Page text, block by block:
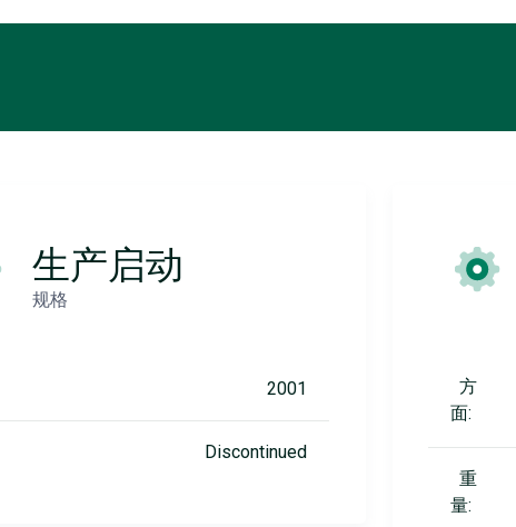
生产启动
规格
2001
Discontinued
方
面:
重
量: